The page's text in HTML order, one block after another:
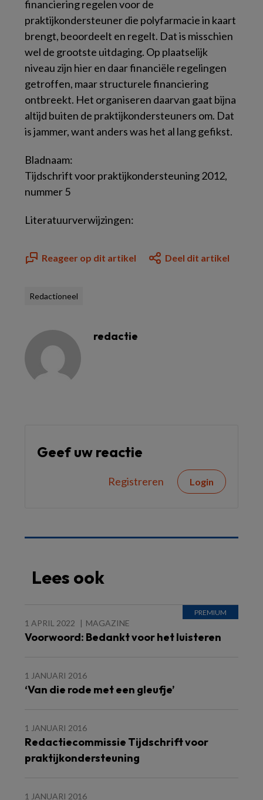
financiering regelen voor de
praktijkondersteuner die polyfarmacie in kaart
brengt, beoordeelt en regelt. Dat is misschien
wel de grootste uitdaging. Op plaatselijk
niveau zijn hier en daar financiële regelingen
getroffen, maar structurele financiering
ontbreekt. Het organiseren daarvan gaat bijna
altijd buiten de praktijkondersteuners om. Dat
is jammer, want anders was het al lang gefikst.
Bladnaam:
Tijdschrift voor praktijkondersteuning 2012,
nummer 5
Literatuurverwijzingen:
Reageer op dit artikel Deel dit artikel
Redactioneel
redactie
Geef uw reactie
Registreren Login
Lees ook
1 APRIL 2022 MAGAZINE
Voorwoord: Bedankt voor het luisteren
1 JANUARI 2016
‘Van die rode met een gleufje’
1 JANUARI 2016
Redactiecommissie Tijdschrift voor
praktijkondersteuning
1 JANUARI 2016